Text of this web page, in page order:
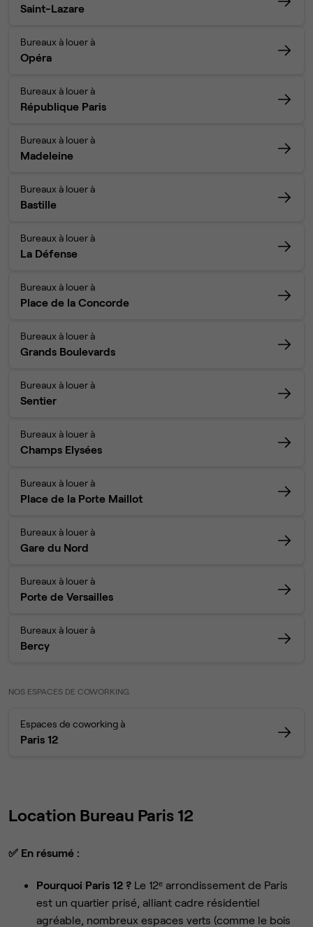
Saint-Lazare
Bureaux à louer à
Opéra
Bureaux à louer à
République Paris
Bureaux à louer à
Madeleine
Bureaux à louer à
Bastille
Bureaux à louer à
La Défense
Bureaux à louer à
Place de la Concorde
Bureaux à louer à
Grands Boulevards
Bureaux à louer à
Sentier
Bureaux à louer à
Champs Elysées
Bureaux à louer à
Place de la Porte Maillot
Bureaux à louer à
Gare du Nord
Bureaux à louer à
Porte de Versailles
Bureaux à louer à
Bercy
NOS ESPACES DE COWORKING
Espaces de coworking à
Paris 12
Location Bureau Paris 12
✅ En résumé :
Pourquoi Paris 12 ? Le 12ᵉ arrondissement de Paris
est un quartier prisé, alliant cadre résidentiel
agréable, nombreux espaces verts (comme le bois